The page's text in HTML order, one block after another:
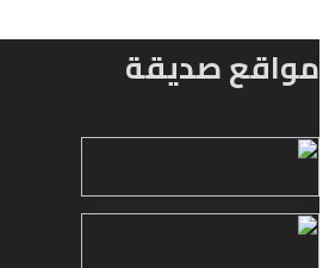
مواقع صديقة